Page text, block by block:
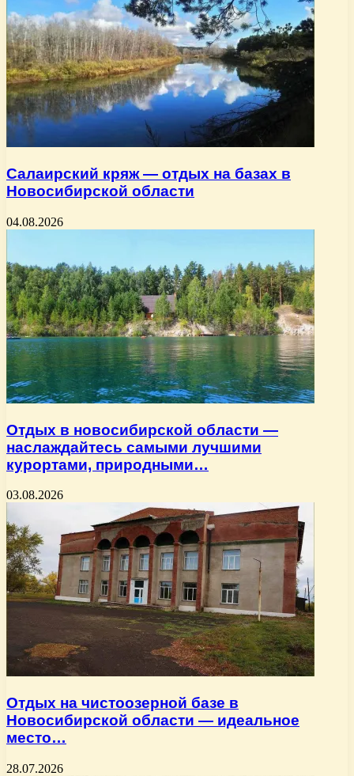
Салаирский кряж — отдых на базах в
Новосибирской области
04.08.2026
Отдых в новосибирской области —
наслаждайтесь самыми лучшими
курортами, природными…
03.08.2026
Отдых на чистоозерной базе в
Новосибирской области — идеальное
место…
28.07.2026